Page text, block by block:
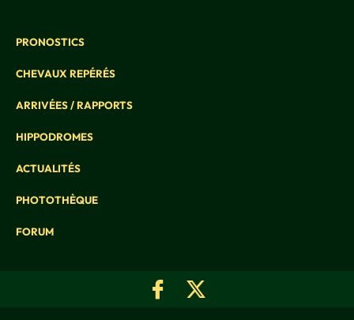
PRONOSTICS
CHEVAUX REPÉRÉS
ARRIVÉES / RAPPORTS
HIPPODROMES
ACTUALITÉS
PHOTOTHÈQUE
FORUM